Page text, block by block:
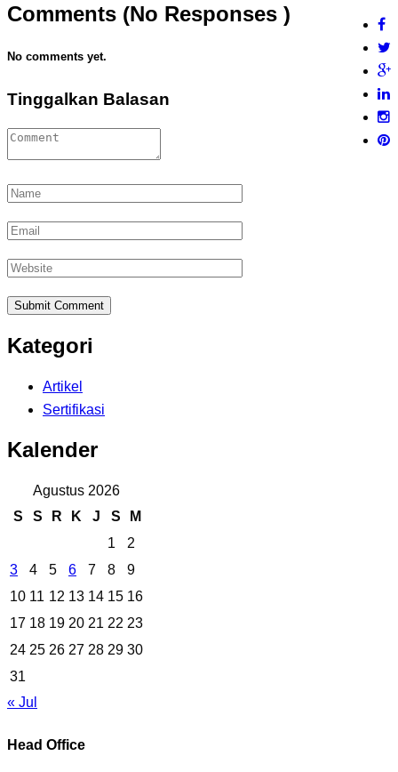
Comments (No Responses )
No comments yet.
Tinggalkan Balasan
Kategori
Artikel
Sertifikasi
Kalender
Agustus 2026
S
S R K J S
M
1
2
3
4 5 6 7 8
9
10 11 12 13 14 15 16
17 18 19 20 21 22 23
24 25 26 27 28 29 30
31
« Jul
Head Office